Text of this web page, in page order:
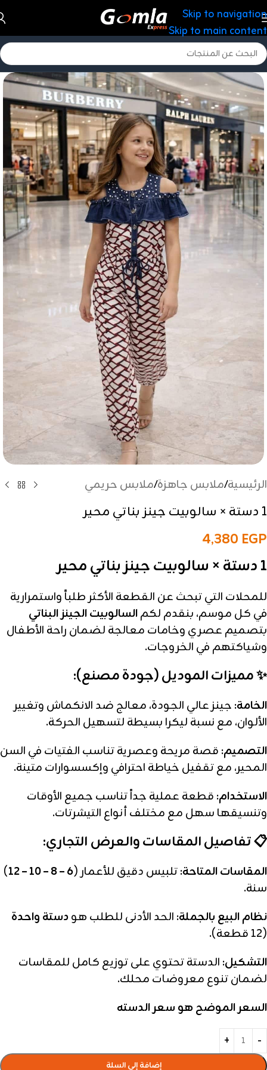
Skip to navigation
Skip to main content
الرئيسية/ملابس جاهزة/ملابس حريمي
1 دستة × سالوبيت جينز بناتي محير
4,380 EGP
1 دستة × سالوبيت جينز بناتي محير
للمحلات التي تبحث عن القطعة الأكثر طلباً واستمرارية
في كل موسم، بنقدم لكمالسالوبيت الجينز البناتي
بتصميم عصري وخامات معالجة لضمان راحة الأطفال
وشياكتهم في الخروجات.
✨ مميزات الموديل (جودة مصنع):
الخامة: جينز عالي الجودة، معالج ضد الانكماش وتغيير
الألوان، مع نسبة ليكرا بسيطة لتسهيل الحركة.
التصميم: قصة مريحة وعصرية تناسب الفتيات في السن
المحير، مع تقفيل خياطة احترافي وإكسسوارات متينة.
الاستخدام: قطعة عملية جداً تناسب جميع الأوقات
وتنسيقها سهل مع مختلف أنواع التيشرتات.
📋 تفاصيل المقاسات والعرض التجاري:
المقاسات المتاحة:تلبيس دقيق للأعمار (6 – 8 – 10 – 12
)
سنة.
نظام البيع بالجملة: الحد الأدنى للطلب هودستة واحدة
(12 قطعة).
التشكيل: الدستة تحتوي على توزيع كامل للمقاسات
لضمان تنوع معروضات محلك.
السعر الموضح هو سعر الدسته
إضافة إلى السلة